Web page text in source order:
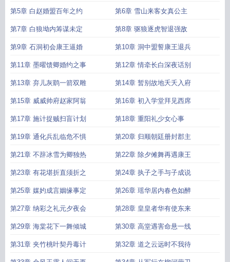
第5章 白赵婚盟百年之约 第6章 雪山来客女真公主
第7章 白狼坳内筹谋未定 第8章 驱狼逐虎智退强敌
第9章 石洞初会康王逼婚 第10章 洞中盟誓康王退兵
第11章 墨曜馈卿婚约之事 第12章 情牵长白深夜话别
第13章 弃儿灰鹞一箭双雕 第14章 暂别故地夭夭入府
第15章 威威帅府赵家阿翁 第16章 初入学堂拜见西席
第17章 施计捉贼扫盲计划 第18章 重阳礼少女心事
第19章 通化兵乱临危不惧 第20章 归顺朝廷册封郡主
第21章 不辞冰雪为卿独热 第22章 除夕傩舞再遇康王
第23章 有花堪折直须折之 第24章 执子之手与子成说
第25章 媒妁成言姻缘事定 第26章 瑶华居内春色如醉
第27章 纳彩之礼元夕夜会 第28章 皇皇者华有使东来
第29章 海棠花下一舞倾城 第30章 高堂遇害命悬一线
第31章 夹竹桃叶契丹毒计 第32章 道之云远时不我待